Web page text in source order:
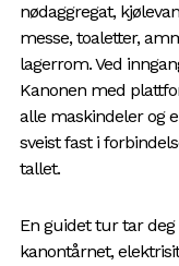
nødaggregat,
messe, toaletter,
lagerrom. Ved
Kanonen med
alle maskindeler og
sveist fast i
tallet.
En guidet tur tar
kanontårnet,